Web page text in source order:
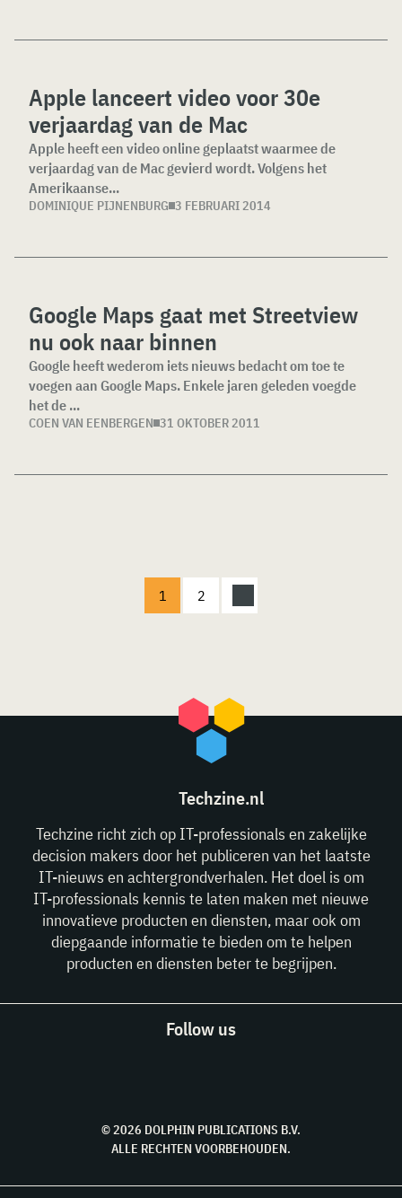
Apple lanceert video voor 30e
verjaardag van de Mac
Apple heeft een video online geplaatst waarmee de
verjaardag van de Mac gevierd wordt. Volgens het
Amerikaanse...
DOMINIQUE PIJNENBURG 3 FEBRUARI 2014
Google Maps gaat met Streetview
nu ook naar binnen
Google heeft wederom iets nieuws bedacht om toe te
voegen aan Google Maps. Enkele jaren geleden voegde
het de ...
COEN VAN EENBERGEN 31 OKTOBER 2011
1 2
Techzine.nl
Techzine richt zich op IT-professionals en zakelijke
decision makers door het publiceren van het laatste
IT-nieuws en achtergrondverhalen. Het doel is om
IT-professionals kennis te laten maken met nieuwe
innovatieve producten en diensten, maar ook om
diepgaande informatie te bieden om te helpen
producten en diensten beter te begrijpen.
Follow us
© 2026 DOLPHIN PUBLICATIONS B.V.
ALLE RECHTEN VOORBEHOUDEN.